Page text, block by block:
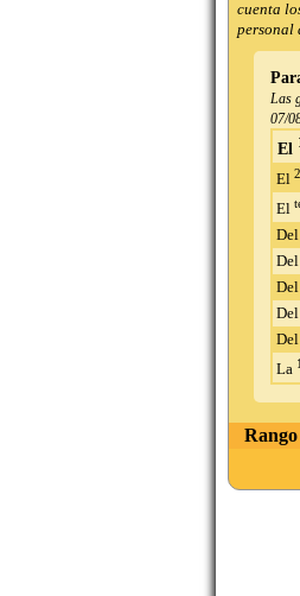
cuenta
personal
Las
07/
El
El
El
La
Rango